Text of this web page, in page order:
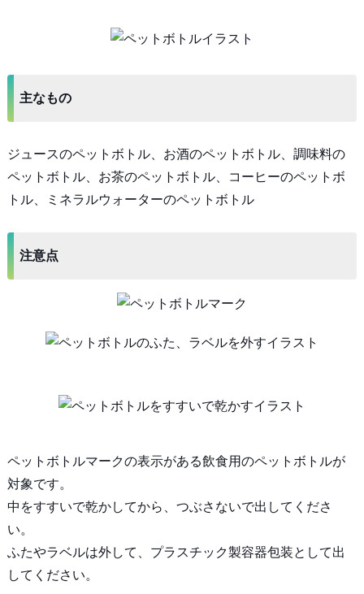
主なもの
ジュースのペットボトル、お酒のペットボトル、調味料の
ペットボトル、お茶のペットボトル、コーヒーのペットボ
トル、ミネラルウォーターのペットボトル
注意点
ペットボトルマークの表示がある飲食用のペットボトルが
対象です。
中をすすいで乾かしてから、つぶさないで出してくださ
い。
ふたやラベルは外して、プラスチック製容器包装として出
してください。